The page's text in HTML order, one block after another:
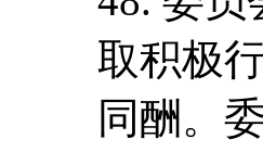
取积极
同酬。